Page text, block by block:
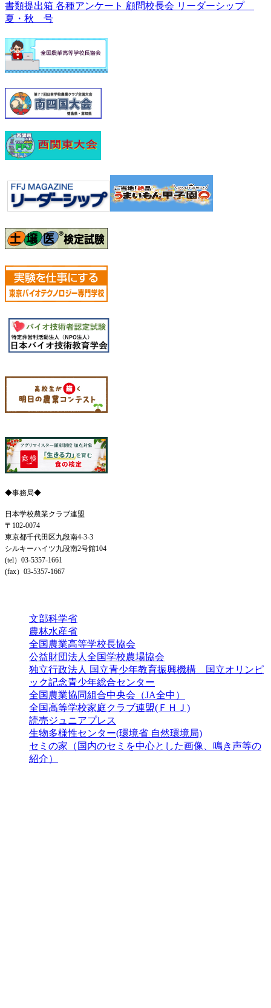
書類提出箱 各種アンケート 顧問校長会 リーダーシップ
夏・秋 号
◆事務局◆
日本学校農業クラブ連盟
〒102-0074
東京都千代田区九段南4-3-3
シルキーハイツ九段南2号館104
(tel）03-5357-1661
(fax）03-5357-1667
文部科学省
農林水産省
全国農業高等学校長協会
公益財団法人全国学校農場協会
独立行政法人 国立青少年教育振興機構 国立オリンピ
ック記念青少年総合センター
全国農業協同組合中央会（JA全中）
全国高等学校家庭クラブ連盟(ＦＨＪ)
読売ジュニアプレス
生物多様性センター(環境省 自然環境局)
セミの家（国内のセミを中心とした画像、鳴き声等の
紹介）